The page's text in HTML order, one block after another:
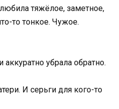
тяжёлое, заметное,
то тонкое. Чужое.
убрала обратно.
И серьги для кого-то